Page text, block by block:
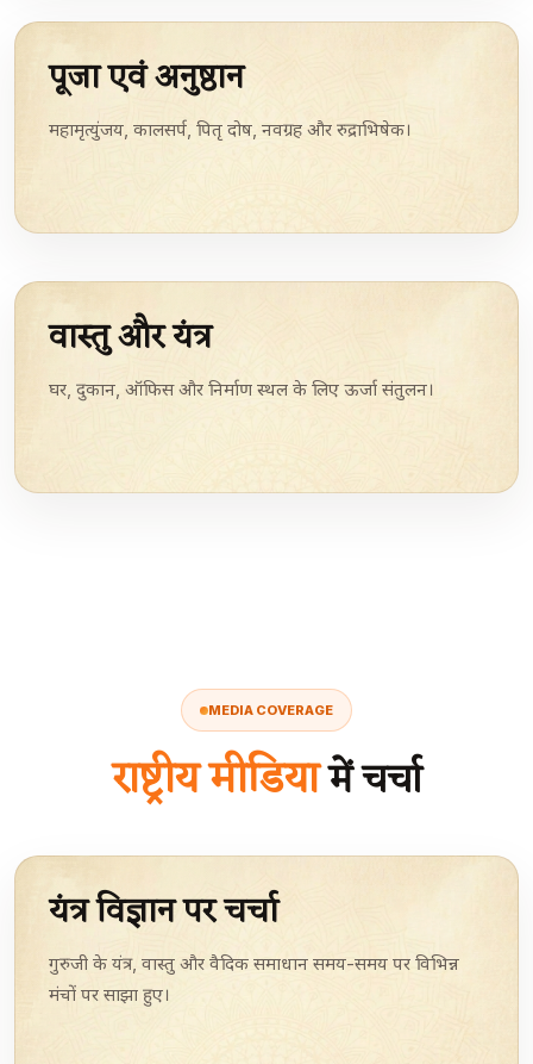
पूजा एवं अनुष्ठान
महामृत्युंजय, कालसर्प, पितृ दोष, नवग्रह और रुद्राभिषेक।
वास्तु और यंत्र
घर, दुकान, ऑफिस और निर्माण स्थल के लिए ऊर्जा संतुलन।
MEDIA COVERAGE
राष्ट्रीय मीडियामें चर्चा
यंत्र विज्ञान पर चर्चा
गुरुजी के यंत्र, वास्तु और वैदिक समाधान समय-समय पर विभिन्न
मंचों पर साझा हुए।